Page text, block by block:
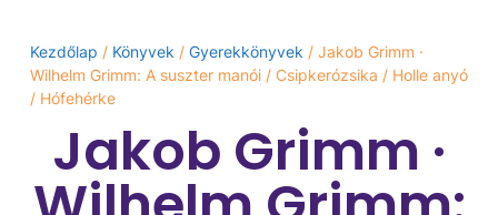
Kezdőlap / Könyvek/ Gyerekkönyvek/ Jakob Grimm ·
Wilhelm Grimm: A ​suszter manói / Csipkerózsika / Holle anyó
/ Hófehérke
Jakob Grimm ·